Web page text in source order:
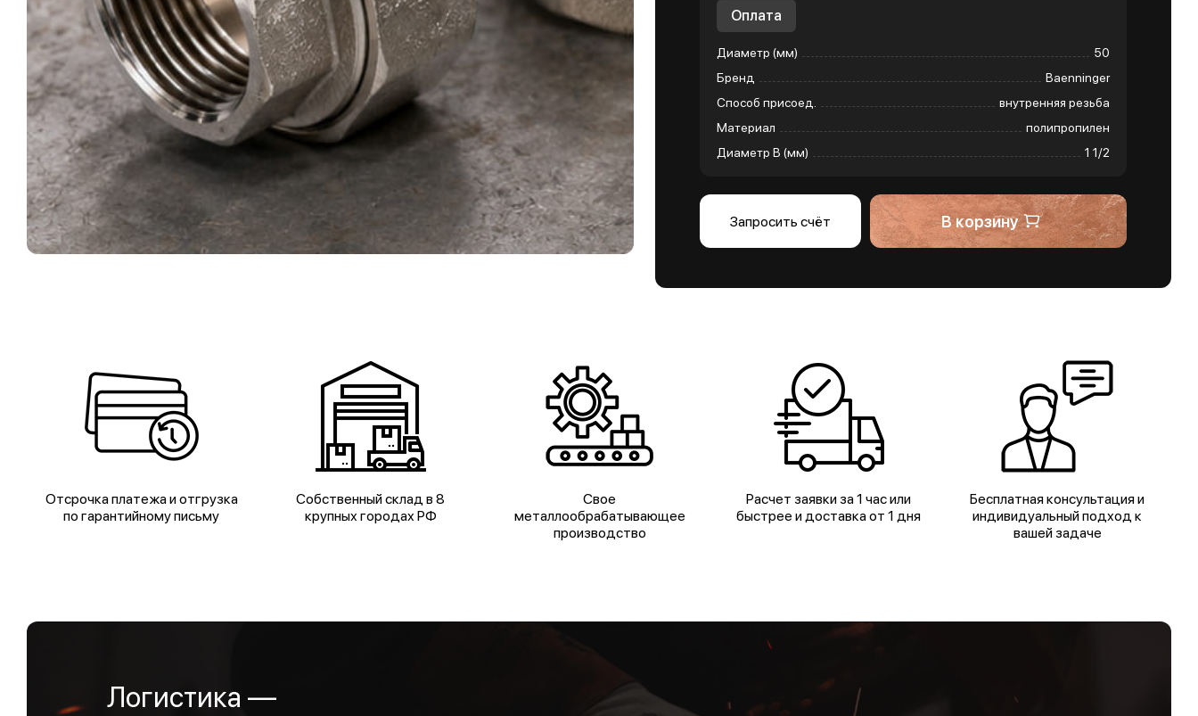
Оплата
Диаметр (мм)
50
Бренд
Baenninger
Способ присоед.
внутренняя резьба
Материал
полипропилен
Диаметр B (мм)
1 1/2
Запросить счёт В корзину
Отсрочка платежа и отгрузка
по гарантийному письму
Собственный склад в 8
крупных городах РФ
Свое
металлообрабатывающее
производство
Расчет заявки за 1 час или
быстрее и доставка от 1 дня
Бесплатная консультация и
индивидуальный подход к
вашей задаче
Логистика —